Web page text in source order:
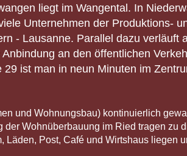
liegt im Wangental. In
Unternehmen der Produktions-
- Lausanne. Parallel dazu verläuft
an den öffentlichen
ist man in neun Minuten im
und Wohnungsbau) kontinuierlich
Wohnüberbauung im Ried tragen zu
Post, Café und Wirtshaus liegen